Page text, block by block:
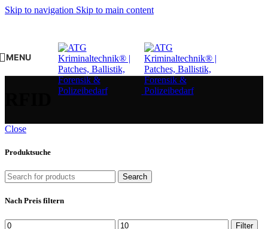
Skip to navigation Skip to main content
MENU
Close
Produktsuche
Search
Nach Preis filtern
Min.
Max.
Filter